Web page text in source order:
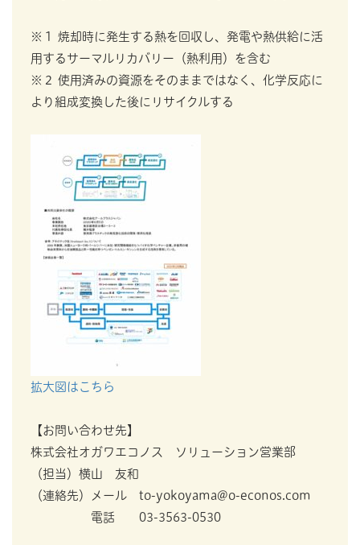
※１ 焼却時に発生する熱を回収し、発電や熱供給に活
用するサーマルリカバリー（熱利用）を含む
※２ 使用済みの資源をそのままではなく、化学反応に
より組成変換した後にリサイクルする
拡大図はこちら
【お問い合わせ先】
株式会社オガワエコノス ソリューション営業部
（担当）横山 友和
（連絡先）メール to-yokoyama@o-econos.com
電話 03-3563-0530